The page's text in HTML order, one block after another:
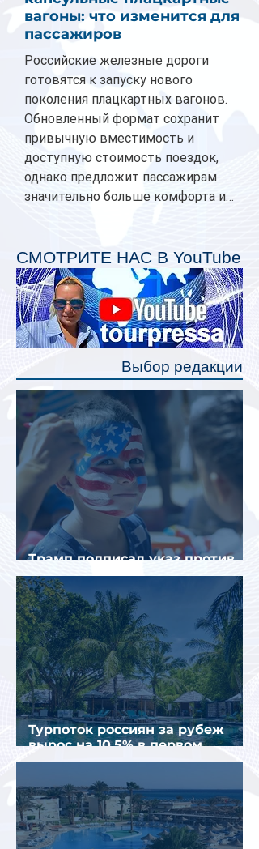
вагоны: что изменится для
пассажиров
Российские железные дороги
готовятся к запуску нового
поколения плацкартных вагонов.
Обновленный формат сохранит
привычную вместимость и
доступную стоимость поездок,
однако предложит пассажирам
значительно больше комфорта и
планируется начать в 2027 году.
Одним из главных нововведений
станут индивидуальные шторки у
каждого спального места. Они
позволят пассажирам закрыть свою
полку во время сна или отдыха,
СМОТРИТЕ НАС В YouTube
Выбор редакции
Трамп подписал указ против
«родильного туризма» в США
Турпоток россиян за рубеж
вырос на 10,5% в первом
полугодии 2026 года